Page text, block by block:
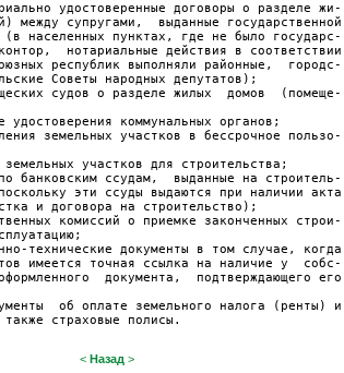
удостоверенные договоры о разделе жи-
между супругами,  выданные государственной
(в населенных пунктах, где не было государс-
нотариальные действия в соответствии
республик выполняли районные,  городс-
Советы народных депутатов);
судов о разделе жилых  домов  (помеще-
удостоверения коммунальных органов;
земельных участков в бессрочное пользо-
участков для строительства;
банковским ссудам,  выданные на строитель-
эти ссуды выдаются при наличии акта
и договора на строительство);
комиссий о приемке законченных строи-
технические документы в том случае, когда
имеется точная ссылка на наличие у  собс-
документа,  подтверждающего его
об оплате земельного налога (ренты) и
страховые полисы.
< Назад >